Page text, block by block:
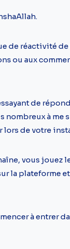
de réactivité
ou aux
de
à me
de votre
vous jouez
la plateforme
à entrer